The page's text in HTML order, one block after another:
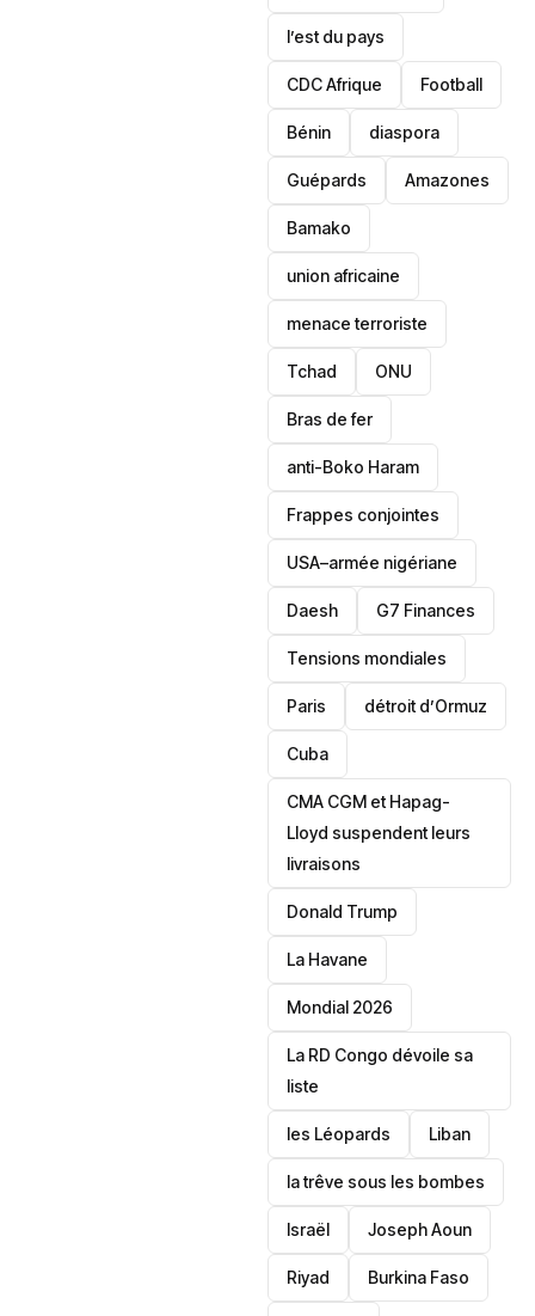
l’est du pays
CDC Afrique Football
Bénin diaspora
Guépards Amazones
Bamako
union africaine
menace terroriste
‎Tchad ONU
Bras de fer
anti-Boko Haram
Frappes conjointes
USA–armée nigériane
Daesh ‎G7 Finances
Tensions mondiales
Paris détroit d’Ormuz
‎Cuba
CMA CGM et Hapag-
Lloyd suspendent leurs
livraisons
Donald Trump
La Havane
Mondial 2026
La RD Congo dévoile sa
liste
les Léopards ‎Liban
la trêve sous les bombes
Israël Joseph Aoun
Riyad Burkina Faso